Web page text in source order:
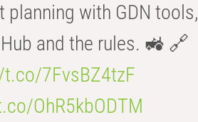
planning with GDN tools,
and the rules. 🚜 🔗
7FvsBZ4tzF
OhR5kbODTM